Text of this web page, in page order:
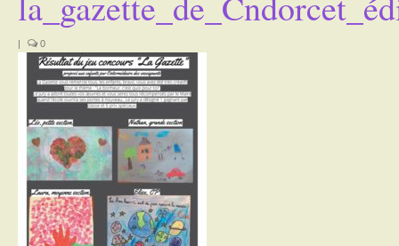
Le village
Tourisme
Actualités
Activités
Poésie
Contact
| 0